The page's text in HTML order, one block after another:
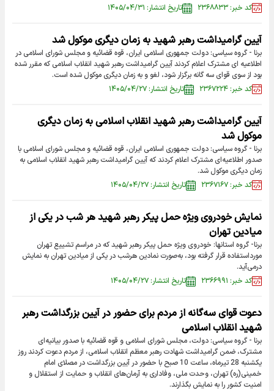
کد خبر: ۲۳۶۸۸۳۳
تاریخ انتشار: ۱۴۰۵/۰۴/۳۱
آیین گرامیداشت رهبر شهید به زمان دیگری موکول شد
برنا - گروه سیاسی: دولت جمهوری اسلامی ایران، قوه قضائیه و مجلس شورای اسلامی در
اطلاعیه ای مشترک اعلام کردند آیین گرامیداشت رهبر شهید انقلاب اسلامی که مقرر شده
بود از سوی قوای سه گانه برگزار شود، لغو و به زمان دیگری موکول شده است.
کد خبر: ۲۳۶۷۲۲۴
تاریخ انتشار: ۱۴۰۵/۰۴/۲۷
آیین گرامیداشت رهبر شهید انقلاب اسلامی به زمان دیگری
موکول شد
برنا - گروه سیاسی: دولت جمهوری اسلامی ایران، قوه قضائیه و مجلس شورای اسلامی با
صدور اطلاعیه‌ای مشترک اعلام کردند که آیین گرامیداشت رهبر شهید انقلاب اسلامی به
زمان دیگری موکول شد.
کد خبر: ۲۳۶۷۱۶۷
تاریخ انتشار: ۱۴۰۵/۰۴/۲۷
نمایش خودروی ویژه حمل پیکر رهبر شهید هر شب در یکی از
میادین تهران
برنا- گروه استانها: خودروی ویژه حمل پیکر رهبر شهید که در مراسم تشییع تهران
مورداستفاده قرار گرفته بود، به‌صورت نمادین هرشب در یکی از میادین تهران به نمایش
درمی‌آید.
کد خبر: ۲۳۶۶۹۹۱
تاریخ انتشار: ۱۴۰۵/۰۴/۲۷
دعوت قوای سه‌گانه از مردم برای حضور در آیین بزرگداشت رهبر
شهید انقلاب اسلامی
برنا - گروه سیاسی: دولت، مجلس شورای اسلامی و قوه قضائیه با صدور بیانیه‌ای
مشترک، ضمن گرامیداشت شهادت رهبر معظم انقلاب اسلامی، از مردم دعوت کردند روز
یکشنبه 28 تیرماه، ساعت 10 صبح با حضور در آیین بزرگداشت در مصلای امام
خمینی(ره) تهران، وحدت ملی، وفاداری به آرمان‌های انقلاب و حمایت از استقلال و
امنیت کشور را به نمایش بگذارند.